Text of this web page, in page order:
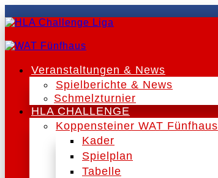
Veranstaltungen & News
Spielberichte & News
Schmelzturnier
HLA CHALLENGE
Koppensteiner WAT Fünfhaus
Kader
Spielplan
Tabelle